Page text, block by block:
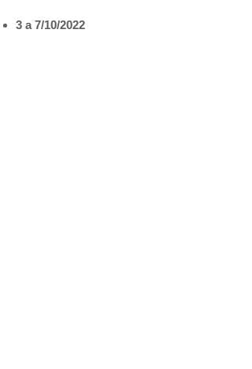
3 a 7/10/2022